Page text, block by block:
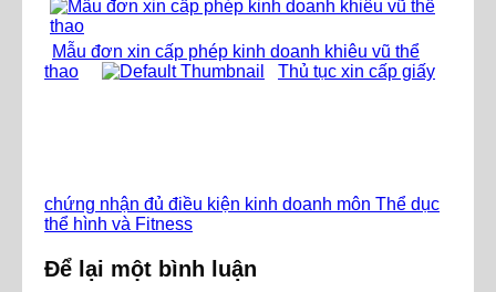
Mẫu đơn xin cấp phép kinh doanh khiêu vũ thể
thao
Thủ tục xin cấp giấy
chứng nhận đủ điều kiện kinh doanh môn Thể dục
thể hình và Fitness
Để lại một bình luận